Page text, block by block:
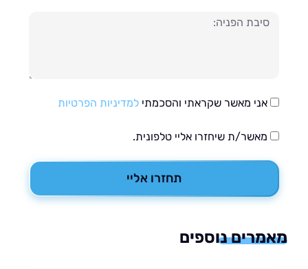
אני מאשר שקראתי והסכמתילמדיניות הפרטיות
מאשר/ת שיחזרו אליי טלפונית.
תחזרו אליי
נוספים